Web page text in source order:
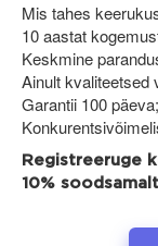
Mis tahes
10 aastat
Keskmine
Ainult kvaliteetsed
Garantii 100 päeva;
Registreeruge
10% soodsamalt